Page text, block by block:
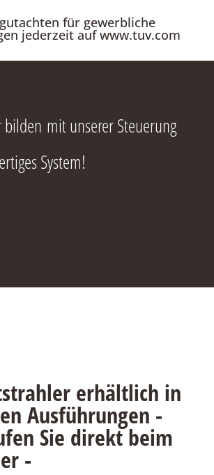
für gewerbliche
jederzeit auf www.tuv.com
bilden mit unserer Steuerung
System!
erhältlich in
Ausführungen -
Sie direkt beim
-